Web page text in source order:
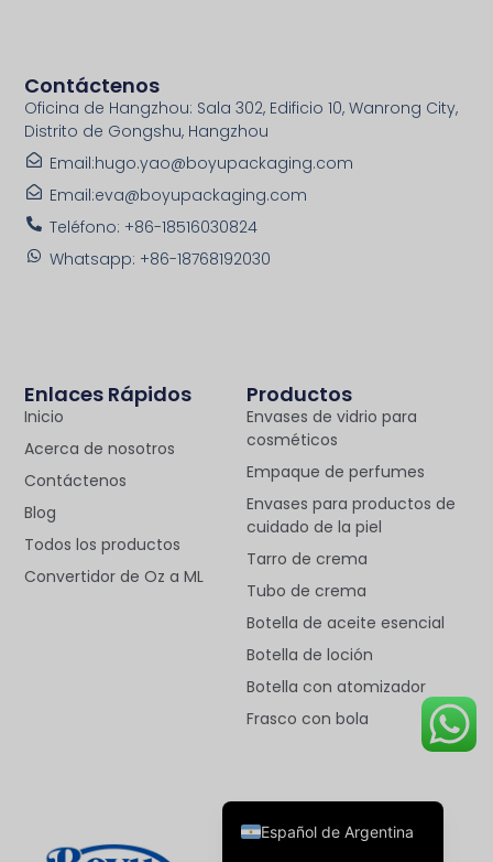
Productos
Envases de vidrio para
cosméticos
Empaque de perfumes
Envases para productos de
cuidado de la piel
Tarro de crema
Tubo de crema
Botella de aceite esencial
Botella de loción
Botella con atomizador
Frasco con bola
Enlaces Rápidos
Inicio
Acerca de nosotros
Contáctenos
Blog
Todos los productos
Convertidor de Oz a ML
Contáctenos
Oficina de Hangzhou: Sala 302, Edificio 10, Wanrong City,
Distrito de Gongshu, Hangzhou
Email:hugo.yao@boyupackaging.com
Email:eva@boyupackaging.com
Teléfono: +86-18516030824
Whatsapp: +86-18768192030
Español de Argentina
Italiano
日本語
한국어
العربية